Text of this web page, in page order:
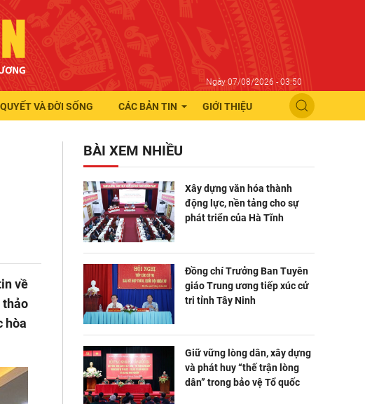
Ngày 07/08/2026 - 03:50
VÀ ĐỜI SỐNG CÁC BẢN TIN GIỚI THIỆU
về
thảo
hòa
BÀI XEM NHIỀU
Xây dựng văn hóa thành
động lực, nền tảng cho sự
phát triển của Hà Tĩnh
Đồng chí Trưởng Ban Tuyên
giáo Trung ương tiếp xúc cử
tri tỉnh Tây Ninh
Giữ vững lòng dân, xây dựng
và phát huy “thế trận lòng
dân” trong bảo vệ Tổ quốc